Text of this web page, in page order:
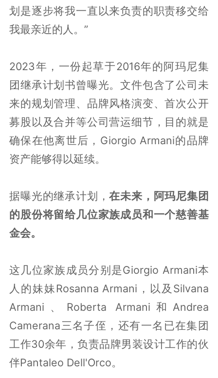
划是逐步将我一直以来负责的职责移交给
我最亲近的人。”
2023年，一份起草于2016年的阿玛尼集
团继承计划书曾曝光。文件包含了公司未
来的规划管理、品牌风格演变、首次公开
募股以及合并等公司营运细节，目的就是
确保在他离世后，Giorgio Armani的品牌
资产能够得以延续。
据曝光的继承计划，在未来，阿玛尼集团
的股份将留给几位家族成员和一个慈善基
金会。
这几位家族成员分别是Giorgio Armani本
人的妹妹Rosanna Armani，以及Silvana
Armani、Roberta Armani和Andrea
Camerana三名子侄，还有一名已在集团
工作30余年，负责品牌男装设计工作的伙
伴Pantaleo Dell'Orco。